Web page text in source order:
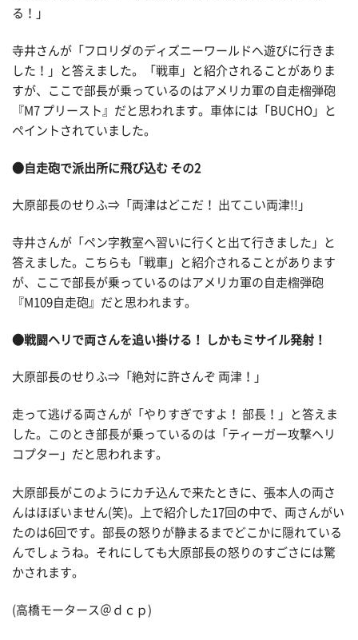
る！」
寺井さんが「フロリダのディズニーワールドへ遊びに行きま
した！」と答えました。「戦車」と紹介されることがありま
すが、ここで部長が乗っているのはアメリカ軍の自走榴弾砲
『M7 プリースト』だと思われます。車体には「BUCHO」と
ペイントされていました。
●自走砲で派出所に飛び込む その2
大原部長のせりふ⇒「両津はどこだ！ 出てこい両津!!」
寺井さんが「ペン字教室へ習いに行くと出て行きました」と
答えました。こちらも「戦車」と紹介されることがあります
が、ここで部長が乗っているのはアメリカ軍の自走榴弾砲
『M109自走砲』だと思われます。
●戦闘ヘリで両さんを追い掛ける！ しかもミサイル発射！
大原部長のせりふ⇒「絶対に許さんぞ 両津！」
走って逃げる両さんが「やりすぎですよ！ 部長！」と答えま
した。このとき部長が乗っているのは「ティーガー攻撃ヘリ
コプター」だと思われます。
大原部長がこのようにカチ込んで来たときに、張本人の両さ
んはほぼいません(笑)。上で紹介した17回の中で、両さんがい
たのは6回です。部長の怒りが静まるまでどこかに隠れている
んでしょうね。それにしても大原部長の怒りのすごさには驚
かされます。
(高橋モータース＠ｄｃｐ)